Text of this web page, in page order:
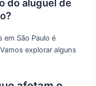
do aluguel de
em São Paulo é
explorar alguns